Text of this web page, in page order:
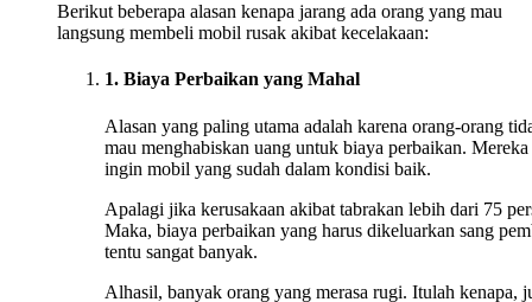
Berikut beberapa alasan kenapa jarang ada orang yang mau
langsung membeli mobil rusak akibat kecelakaan:
1. Biaya Perbaikan yang Mahal
Alasan yang paling utama adalah karena orang-orang
mau menghabiskan uang untuk biaya perbaikan. Mereka
ingin mobil yang sudah dalam kondisi baik.
Apalagi jika kerusakaan akibat tabrakan lebih dari 75
Maka, biaya perbaikan yang harus dikeluarkan sang
tentu sangat banyak.
Alhasil, banyak orang yang merasa rugi. Itulah kenapa,